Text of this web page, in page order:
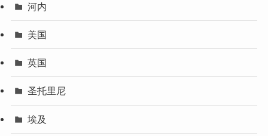
河内
美国
英国
圣托里尼
埃及